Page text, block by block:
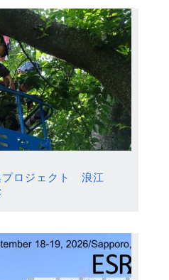
プロジェクト 浪江